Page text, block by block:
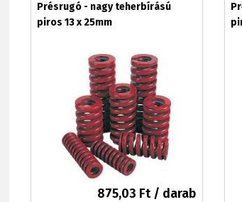
Présrugó - nagy teherbírású
piros 13 x 25mm
875,03 Ft / darab